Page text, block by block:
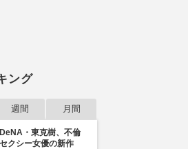
ング
週間 月間
・東克樹、不倫
クシー女優の新作